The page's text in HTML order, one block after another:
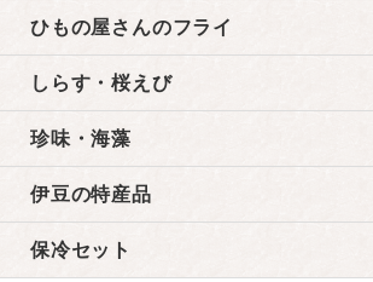
ひもの屋さんのフライ
しらす・桜えび
珍味・海藻
伊豆の特産品
保冷セット